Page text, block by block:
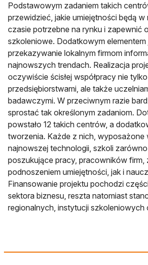
Podstawowym zadaniem takich
przewidzieć, jakie umiejętności będą w
czasie potrzebne na rynku i zapewnić
szkoleniowe. Dodatkowym elementem
przekazywanie lokalnym firmom
najnowszych trendach. Realizacja
oczywiście ścisłej współpracy nie
przedsiębiorstwami, ale także
badawczymi. W przeciwnym razie
sprostać tak określonym zadaniom.
powstało 12 takich centrów, a
tworzenia. Każde z nich, wyposażone
najnowszej technologii, szkoli
poszukujące pracy, pracowników
podnoszeniem umiejętności, jak i
Finansowanie projektu pochodzi
sektora biznesu, reszta natomiast
regionalnych, instytucji szkoleniowych